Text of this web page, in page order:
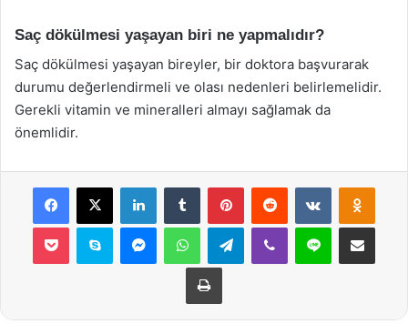
Saç dökülmesi yaşayan biri ne yapmalıdır?
Saç dökülmesi yaşayan bireyler, bir doktora başvurarak
durumu değerlendirmeli ve olası nedenleri belirlemelidir.
Gerekli vitamin ve mineralleri almayı sağlamak da
önemlidir.
Facebook
X LinkedInTumblr PinterestReddit VKontakte
Pocket Skype MessengerWhatsAppTelegramViber Line E-Posta ile
Yazdır